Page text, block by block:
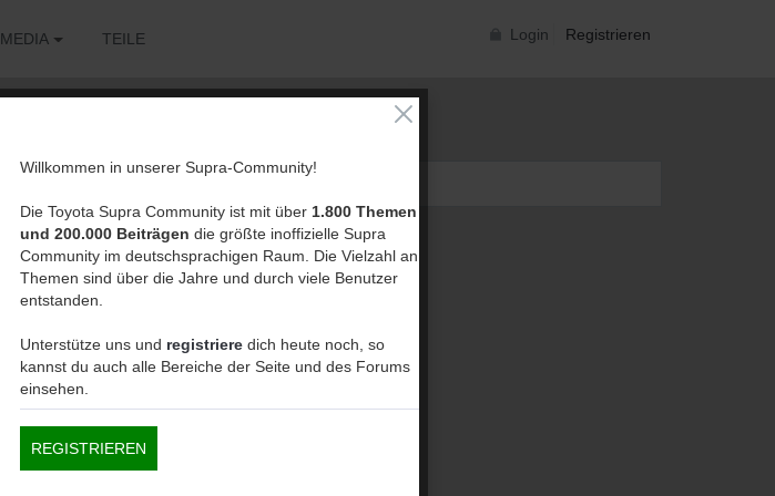
Login Registrieren
MEDIA TEILE
Willkommen in unserer Supra-Community!
Die Toyota Supra Community ist mit über 1.800 Themen
und 200.000 Beiträgen die größte inoffizielle Supra
Community im deutschsprachigen Raum. Die Vielzahl an
Themen sind über die Jahre und durch viele Benutzer
entstanden.
Unterstütze uns und registriere dich heute noch, so
kannst du auch alle Bereiche der Seite und des Forums
einsehen.
REGISTRIEREN